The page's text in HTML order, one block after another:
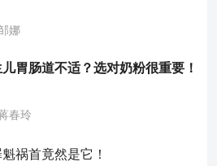
娜
胃肠道不适？选对奶粉很重要！
春玲
祸首竟然是它！